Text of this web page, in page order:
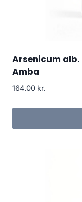
Arsenicum
Amba
164.00 kr.